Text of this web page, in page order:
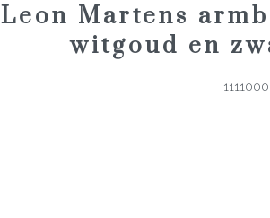
Leon Martens
witgoud en